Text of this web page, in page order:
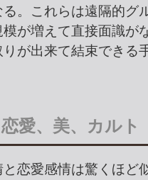
。これらは遠隔的グ
模が増えて直接面識が
が出来て結束できる
愛、美、カルト
恋愛感情は驚くほど